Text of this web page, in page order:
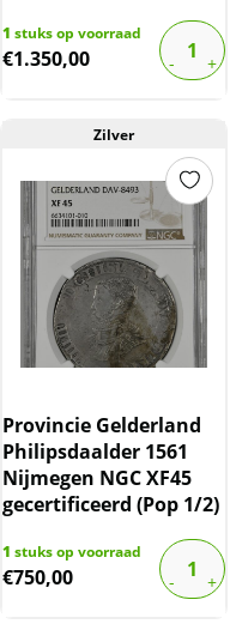
1 stuks op voorraad
€1.350,00
Zilver
Provincie Gelderland
Philipsdaalder 1561
Nijmegen NGC XF45
gecertificeerd (Pop 1/2)
1 stuks op voorraad
€750,00